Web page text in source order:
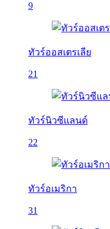
9
ทัวร์ออสเตรเลีย
21
ทัวร์นิวซีแลนด์
22
ทัวร์อเมริกา
31